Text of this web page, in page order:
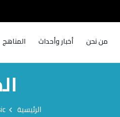
من نحن أخبار وأحداث المناهج
الرئيسية